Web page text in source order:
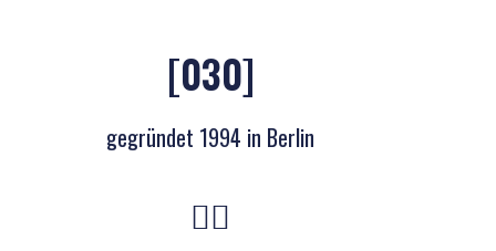
[030]
gegründet 1994 in Berlin